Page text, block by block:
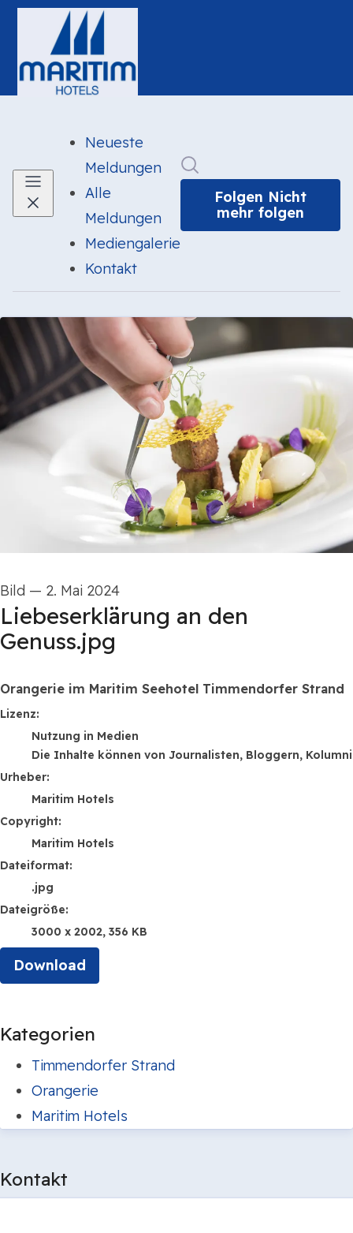
Neueste
Meldungen
Alle
Meldungen
Mediengalerie
Kontakt
Folgen Nicht
mehr folgen
Bild — 2. Mai 2024
Liebeserklärung an den
Genuss.jpg
Orangerie im Maritim Seehotel Timmendorfer Strand
Maritim Hotels
Lizenz:
Nutzung in Medien
Die Inhalte können von Journalisten, Bloggern,
Urheber:
Maritim Hotels
Copyright:
Maritim Hotels
Dateiformat:
.jpg
Dateigröße:
3000 x 2002, 356 KB
Download
Kategorien
Timmendorfer Strand
Orangerie
Maritim Hotels
Kontakt